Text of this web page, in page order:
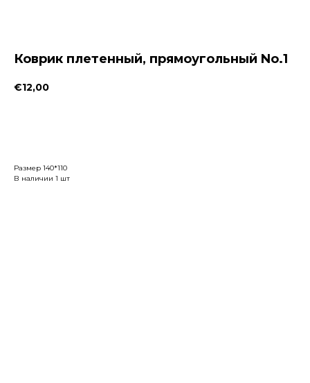
Коврик плетенный, прямоугольный No.1
€12,00
Размер 140*110
В наличии 1 шт